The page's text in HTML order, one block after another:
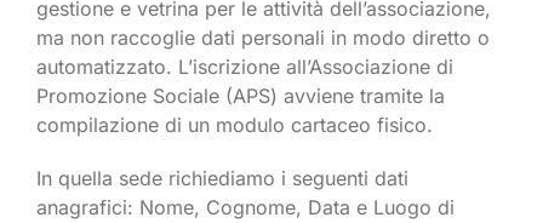
gestione e vetrina per le attività dell’associazione,
ma non raccoglie dati personali in modo diretto o
automatizzato. L’iscrizione all’Associazione di
Promozione Sociale (APS) avviene tramite la
compilazione di un modulo cartaceo fisico.
In quella sede richiediamo i seguenti dati
anagrafici: Nome, Cognome, Data e Luogo di